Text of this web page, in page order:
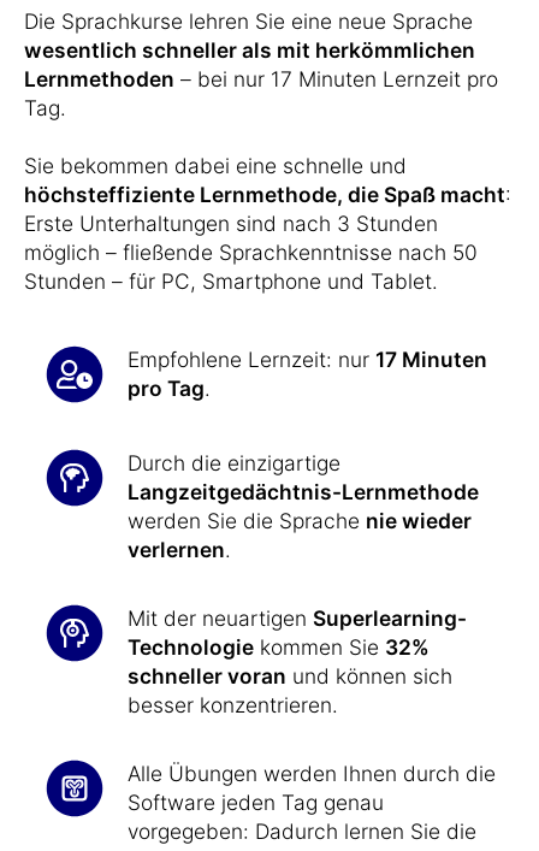
Die Sprachkurse lehren Sie eine neue Sprache
wesentlich schneller als mit herkömmlichen
Lernmethoden – bei nur 17 Minuten Lernzeit pro
Tag.
Sie bekommen dabei eine schnelle und
höchsteffiziente Lernmethode, die Spaß macht:
Erste Unterhaltungen sind nach 3 Stunden
möglich – fließende Sprachkenntnisse nach 50
Stunden – für PC, Smartphone und Tablet.
Empfohlene Lernzeit: nur 17 Minuten
pro Tag.
Durch die einzigartige
Langzeitgedächtnis-Lernmethode
werden Sie die Sprache nie wieder
verlernen.
Mit der neuartigen Superlearning-
Technologie kommen Sie 32%
schneller voran und können sich
besser konzentrieren.
Alle Übungen werden Ihnen durch die
Software jeden Tag genau
vorgegeben: Dadurch lernen Sie die